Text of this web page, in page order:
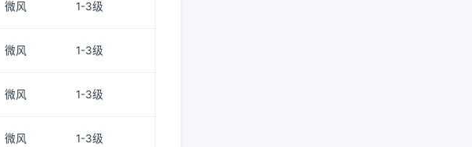
微风 1-3级
微风 1-3级
微风 1-3级
微风 1-3级